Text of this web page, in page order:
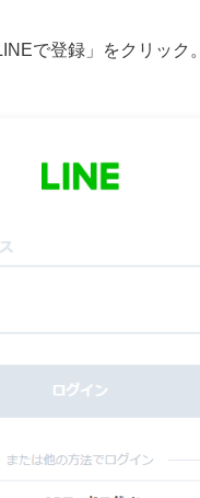
で登録」をクリック。